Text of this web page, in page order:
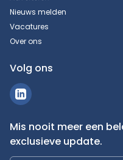
Nieuws melden
Vacatures
Over ons
Volg ons
Mis nooit meer een
exclusieve update.